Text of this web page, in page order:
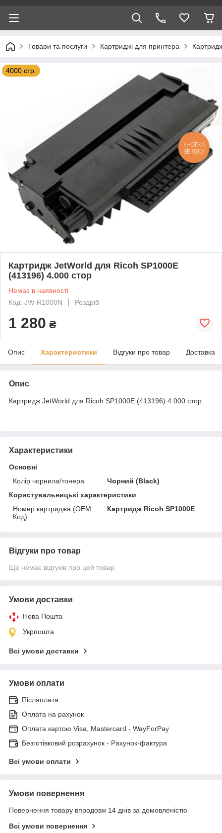
Товари та послуги Картриджі для принтера
4000 стр.
Картридж JetWorld для Ricoh SP1000E
(413196) 4.000 стор
Немає в наявності
Код: JW-R1000N
Роздріб
1 280 ₴
Опис Характеристики Відгуки про товар Доставка
Опис
Картридж JetWorld для Ricoh SP1000E (413196) 4.000 стор
Характеристики
Основні
Колір чорнила/тонера
Чорний (Black)
Користувальницькі характеристики
Номер картриджа (OEM
Код)
Картридж Ricoh SP1000E
Відгуки про товар
Ще немає відгуків про цей товар
Умови доставки
Нова Пошта
Укрпошта
Всі умови доставки
Умови оплати
Післяплата
Оплата на рахунок
Оплата картою Visa, Mastercard - WayForPay
Безготівковий розрахунок - Рахунок-фактура
Всі умови оплати
Умови повернення
Повернення товару впродовж 14 днів за домовленістю
Всі умови повернення
КНОПКА
ЗВ'ЯЗКУ